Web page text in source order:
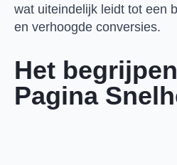
wat uiteindelijk leidt tot een
en verhoogde conversies.
Het
Pagina